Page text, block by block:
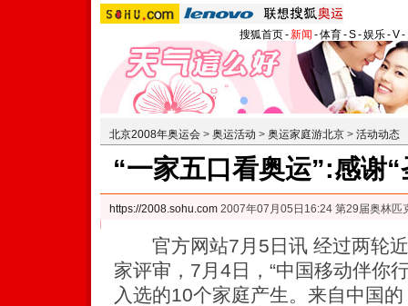
搜狐首页-新闻 -体育-S-娱乐-V-
北京2008年奥运会 > 奥运活动 > 奥运家庭游北京 > 活动动态
“一家五口看奥运”:感谢
https://2008.sohu.com 2007年07月05日16:24 第29届奥林匹
官方网站7月5日讯 经过两轮近
家评审，7月4日，“中国移动伴
入选的10个家庭产生。来自中国